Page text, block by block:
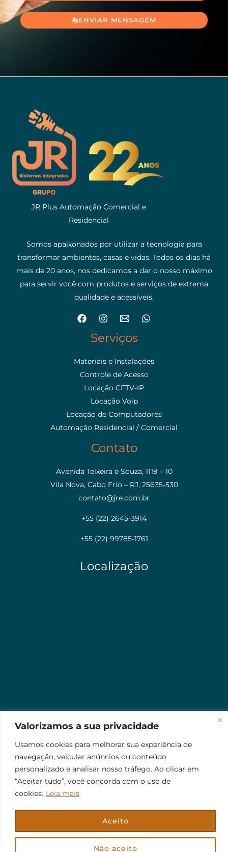
personalizado e analisar nosso tráfego. Ao clicar em
“Aceitar tudo”, você concorda com o uso de
Aceito
ENVIAR MENSAGEM
JR Plus Automação Comercial e
Residencial
Somos apaixonados por utilizar a tecnologia para
transformar ambientes, casas e vidas. Todos os dias há
mais de 20 anos, nos dedicamos a dar o nosso máximo
para servir você com produtos e serviços de extrema
qualidade e acessíveis.
Serviços
Materiais e Instalações
Controle de Acesso
Locação CFTV-IP
Locação Voip
Locação de Computadores
Automação Residencial / Comercial
Contato
Avenida Teixeira e Souza, 1119 – 10
Vila Nova, Cabo Frio – RJ, 25635-530
contato@jre.com.br
+55 (22) 2645-3914
+55 (22) 99785-1761
Localização
© 2026 Jr Plus Automação Comercial e Residencial
CriaçãoCesarWeb